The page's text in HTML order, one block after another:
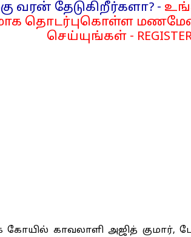
வரன் தேடுகிறீர்களா? -
தொடர்புகொள்ள
செய்யுங்கள் -
கோயில் காவலாளி அஜித் குமார்,